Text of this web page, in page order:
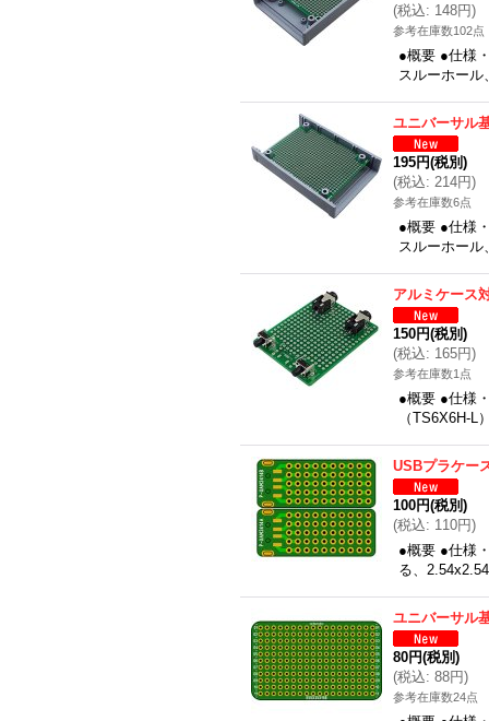
(税込: 148円)
参考在庫数102点
●概要 ●仕様
スルーホー
ユニバーサル
195円(税別)
(税込: 214円)
参考在庫数6点
●概要 ●仕様
スルーホー
アルミケース
150円(税別)
(税込: 165円)
参考在庫数1点
●概要 ●仕様
（TS6X6H-
USBプラケー
100円(税別)
(税込: 110円)
●概要 ●仕様
る、
ユニバーサル
80円(税別)
(税込: 88円)
参考在庫数24点